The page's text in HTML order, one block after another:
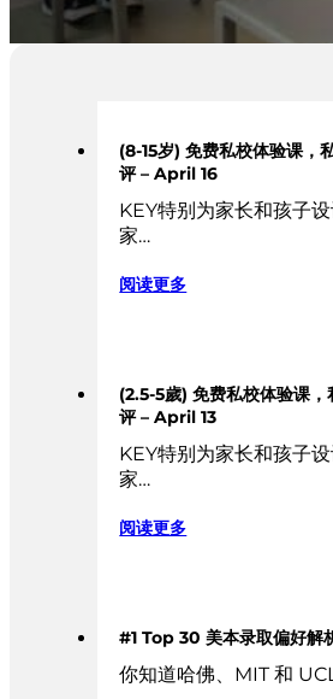
(8-15岁) 免费私校体验课，
评 – April 16
KEY特别为家长和孩子设
家…
阅读更多
(2.5-5歲) 免费私校体验课，
评 – April 13
KEY特别为家长和孩子设
家…
阅读更多
#1 Top 30 美本录取偏好解
你知道哈佛、MIT 和